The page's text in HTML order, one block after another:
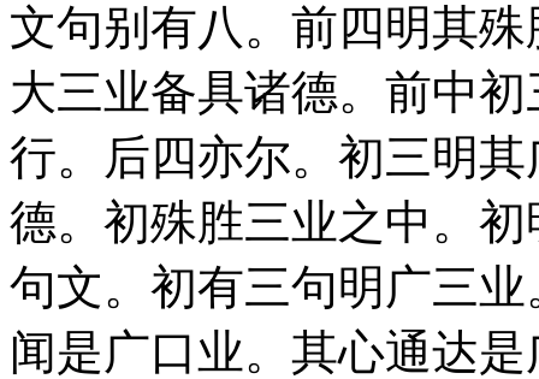
文句别有八。前四明其
大三业备具诸德。前中
行。后四亦尔。初三明
德。初殊胜三业之中。
句文。初有三句明广三
闻是广口业。其心通达